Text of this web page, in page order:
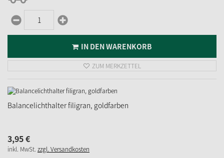
IN DEN WARENKORB
ZUM MERKZETTEL
Balancelichthalter filigran, goldfarben
3,95€
inkl. MwSt. zzgl. Versandkosten